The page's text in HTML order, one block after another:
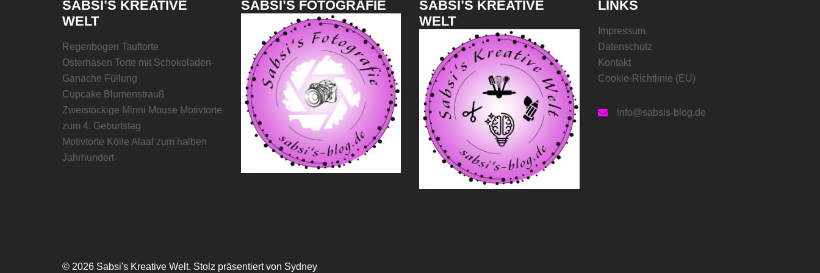
SABSI’S KREATIVE
WELT
Regenbogen Tauftorte
Osterhasen Torte mit Schokoladen-
Ganache Füllung
Cupcake Blumenstrauß
Zweistöckige Minni Mouse Motivtorte
zum 4. Geburtstag
Motivtorte Kölle Alaaf zum halben
Jahrhundert
SABSI’S FOTOGRAFIE
SABSI’S KREATIVE
WELT
LINKS
Impressum
Datenschutz
Kontakt
Cookie-Richtlinie (EU)
info@sabsis-blog.de
© 2026 Sabsi's Kreative Welt. Stolz präsentiert von Sydney